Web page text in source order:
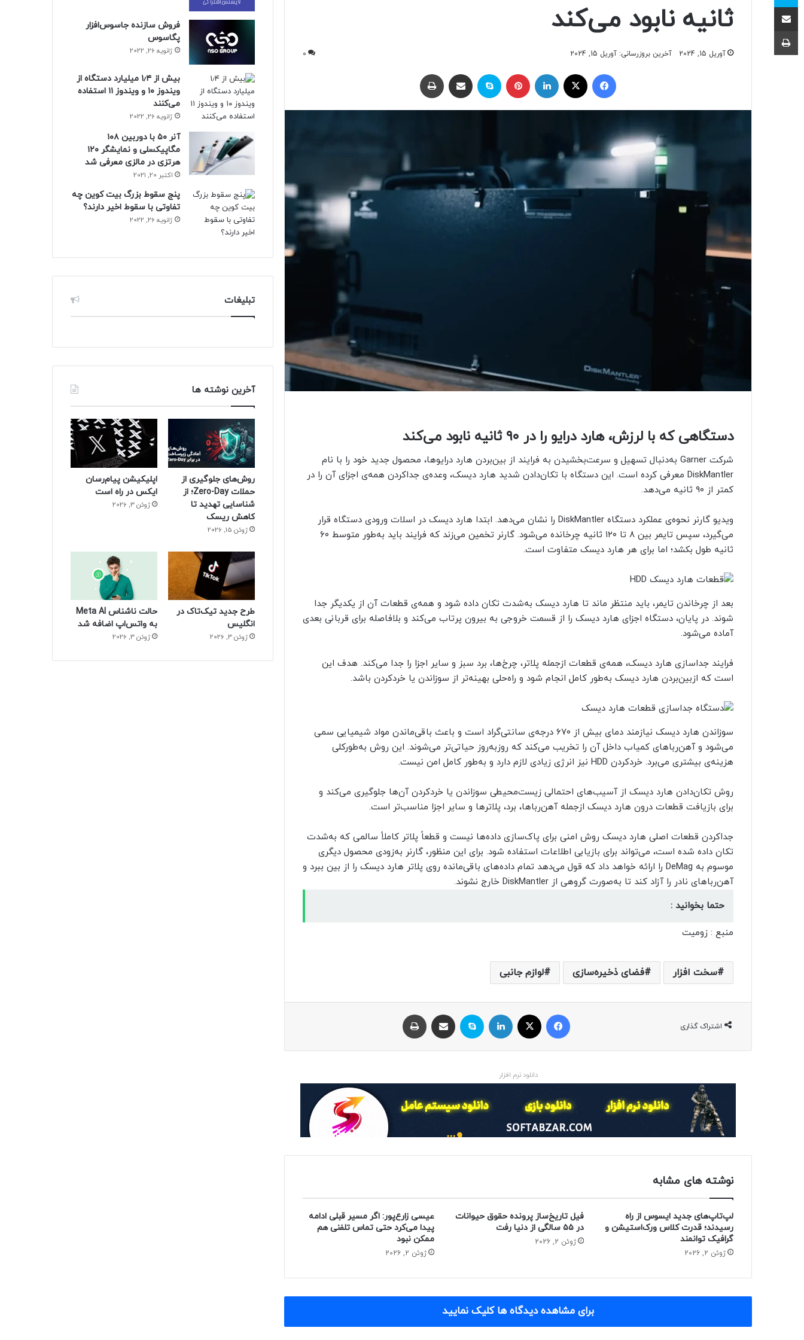
ثانیه نابود می‌کند
آوریل 15, 2024 آخرین بروزرسانی: آوریل 15, 2024 0
ایکس
دستگاهی که با لرزش، هارد درایو را در ۹۰ ثانیه نابود می‌کند
شرکت Garner به‌دنبال تسهیل و سرعت‌بخشیدن به فرایند از بین‌بردن هارد درایوها، محصول جدید خود را با نام
DiskMantler معرفی کرده است. این دستگاه با تکان‌دادن شدید هارد دیسک، وعده‌ی جداکردن همه‌ی اجزای آن را در
کمتر از ۹۰ ثانیه می‌دهد.
ویدیو گارنر نحوه‌ی عملکرد دستگاه DiskMantler را نشان می‌دهد. ابتدا هارد دیسک در اسلات ورودی دستگاه قرار
می‌گیرد، سپس تایمر بین ۸ تا ۱۲۰ ثانیه چرخانده می‌شود. گارنر تخمین می‌زند که فرایند باید به‌طور متوسط ۶۰
ثانیه طول بکشد؛ اما برای هر هارد دیسک متفاوت است.
بعد از چرخاندن تایمر، باید منتظر ماند تا هارد دیسک به‌شدت تکان داده شود و همه‌ی قطعات آن از یکدیگر جدا
شوند. در پایان، دستگاه اجزای هارد دیسک را از قسمت خروجی به بیرون پرتاب می‌کند و بلافاصله برای قربانی بعدی
آماده می‌شود.
فرایند جداسازی هارد دیسک، همه‌ی قطعات ازجمله پلاتر، چرخ‌ها، برد سبز و سایر اجزا را جدا می‌کند. هدف این
است که ازبین‌بردن هارد دیسک به‌طور کامل انجام شود و راه‌حلی بهینه‌تر از سوزاندن یا خردکردن باشد.
سوزاندن هارد دیسک نیازمند دمای بیش از ۶۷۰ درجه‌ی سانتی‌گراد است و باعث باقی‌ماندن مواد شیمیایی سمی
می‌شود و آهن‌رباهای کمیاب داخل آن را تخریب می‌کند که روز‌به‌روز حیاتی‌تر می‌شوند. این روش به‌طور‌کلی
هزینه‌ی بیشتری می‌برد. خرد‌کردن HDD نیز انرژی زیادی لازم دارد و به‌طور کامل امن نیست.
روش تکان‌دادن هارد دیسک از آسیب‌های احتمالی زیست‌محیطی سوزاندن یا خرد‌کردن آن‌ها جلوگیری می‌کند و
برای بازیافت قطعات درون هارد دیسک از‌جمله آهن‌رباها، برد، پلاترها و سایر اجزا مناسب‌تر است.
جداکردن قطعات اصلی هارد دیسک روش امنی برای پاک‌سازی داده‌ها نیست و قطعاً پلاتر کاملاً سالمی که به‌شدت
تکان داده‌ شده است، می‌تواند برای بازیابی اطلاعات استفاده شود. برای این منظور، گارنر به‌زودی محصول دیگری
موسوم‌ به DeMag را ارائه خواهد داد که قول می‌دهد تمام داده‌های باقی‌مانده روی پلاتر هارد دیسک را از بین ببرد و
آهن‌رباهای نادر را آزاد کند تا به‌صورت گروهی از DiskMantler خارج نشوند.
حتما بخوانید :
منبع : زومیت
سخت افزار فضای ذخیره‌سازی لوازم جانبی
اشتراک گذاری
ایکس
دانلود نرم افزار
نوشته های مشابه
لپ‌تاپ‌های جدید ایسوس از راه
رسیدند؛ قدرت کلاس ورک‌استیشن و
گرافیک توانمند
ژوئن 2, 2026
فیل تاریخ‌ساز پرونده حقوق حیوانات
در ۵۵ سالگی از دنیا رفت
ژوئن 2, 2026
عیسی زارع‌پور: اگر مسیر قبلی ادامه
پیدا می‌کرد حتی تماس تلفنی هم
ممکن نبود
ژوئن 2, 2026
برای مشاهده دیدگاه ها کلیک نمایید
فروش سازنده جاسوس‌افزار
پگاسوس
ژانویه 26, 2022
بیش از ۱٫۴ میلیارد دستگاه از
ویندوز ۱۰ و ویندوز ۱۱ استفاده
می‌کنند
ژانویه 26, 2022
آنر ۵۰ با دوربین ۱۰۸
مگاپیکسلی و نمایشگر ۱۲۰
هرتزی در مالزی معرفی شد
اکتبر 20, 2021
پنج سقوط بزرگ بیت کوین چه
تفاوتی با سقوط اخیر دارند؟
ژانویه 26, 2022
تبلیغات
آخرین نوشته ها
روش‌های جلوگیری از
حملات Zero-Day؛ از
شناسایی تهدید تا
کاهش ریسک
ژوئن 15, 2026
اپلیکیشن پیام‌رسان
ایکس در راه است
ژوئن 3, 2026
طرح جدید تیک‌تاک در
انگلیس
ژوئن 3, 2026
حالت ناشناس Meta AI
به واتس‌اپ اضافه شد
ژوئن 3, 2026